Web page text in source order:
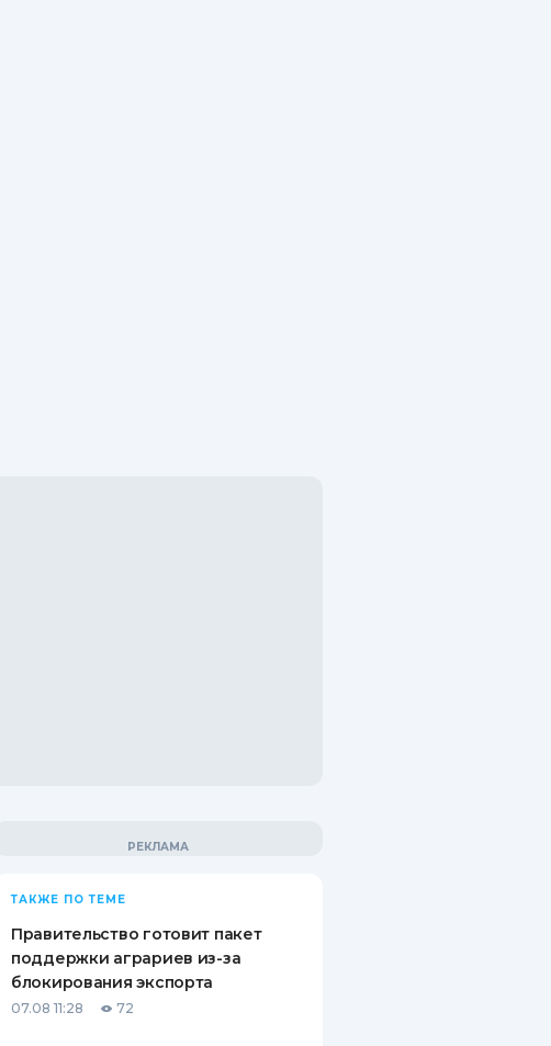
ТАКЖЕ ПО ТЕМЕ
Правительство готовит пакет
поддержки аграриев из-за
блокирования экспорта
07.08 11:28 72